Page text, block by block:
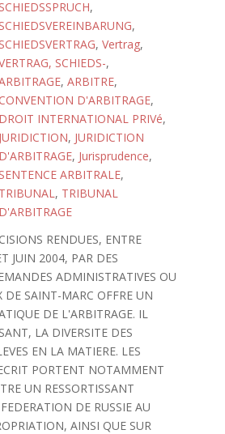
SCHIEDSSPRUCH,
SCHIEDSVEREINBARUNG,
SCHIEDSVERTRAG, Vertrag,
SCHIEDS-,
, ARBITRE,
CONVENTION D'ARBITRAGE,
DROIT INTERNATIONAL PRIVé,
JURIDICTION, JURIDICTION
D'ARBITRAGE, Jurisprudence,
SENTENCE ARBITRALE,
TRIBUNAL, TRIBUNAL
D'ARBITRAGE
RENDUES, ENTRE
JUIN 2004, PAR DES
ADMINISTRATIVES OU
DE SAINT-MARC OFFRE UN
DE L'ARBITRAGE. IL
LA DIVERSITE DES
EN LA MATIERE. LES
PORTENT NOTAMMENT
UN RESSORTISSANT
DE RUSSIE AU
AINSI QUE SUR